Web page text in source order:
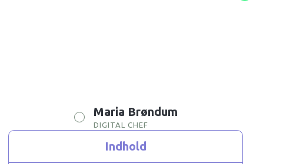
Maria Brøndum
DIGITAL CHEF
Indhold